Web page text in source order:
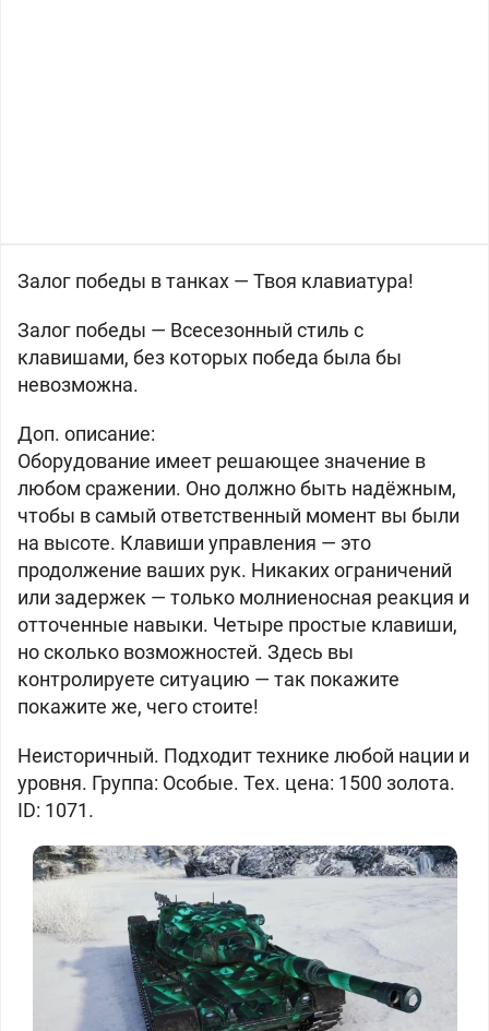
Залог победы в танках — Твоя клавиатура!
Залог победы — Всесезонный стиль с
клавишами, без которых победа была бы
невозможна.
Доп. описание:
Оборудование имеет решающее значение в
любом сражении. Оно должно быть надёжным,
чтобы в самый ответственный момент вы были
на высоте. Клавиши управления — это
продолжение ваших рук. Никаких ограничений
или задержек — только молниеносная реакция и
отточенные навыки. Четыре простые клавиши,
но сколько возможностей. Здесь вы
контролируете ситуацию — так покажите
покажите же, чего стоите!
Неисторичный. Подходит технике любой нации и
уровня. Группа: Особые. Тех. цена: 1500 золота.
ID: 1071.